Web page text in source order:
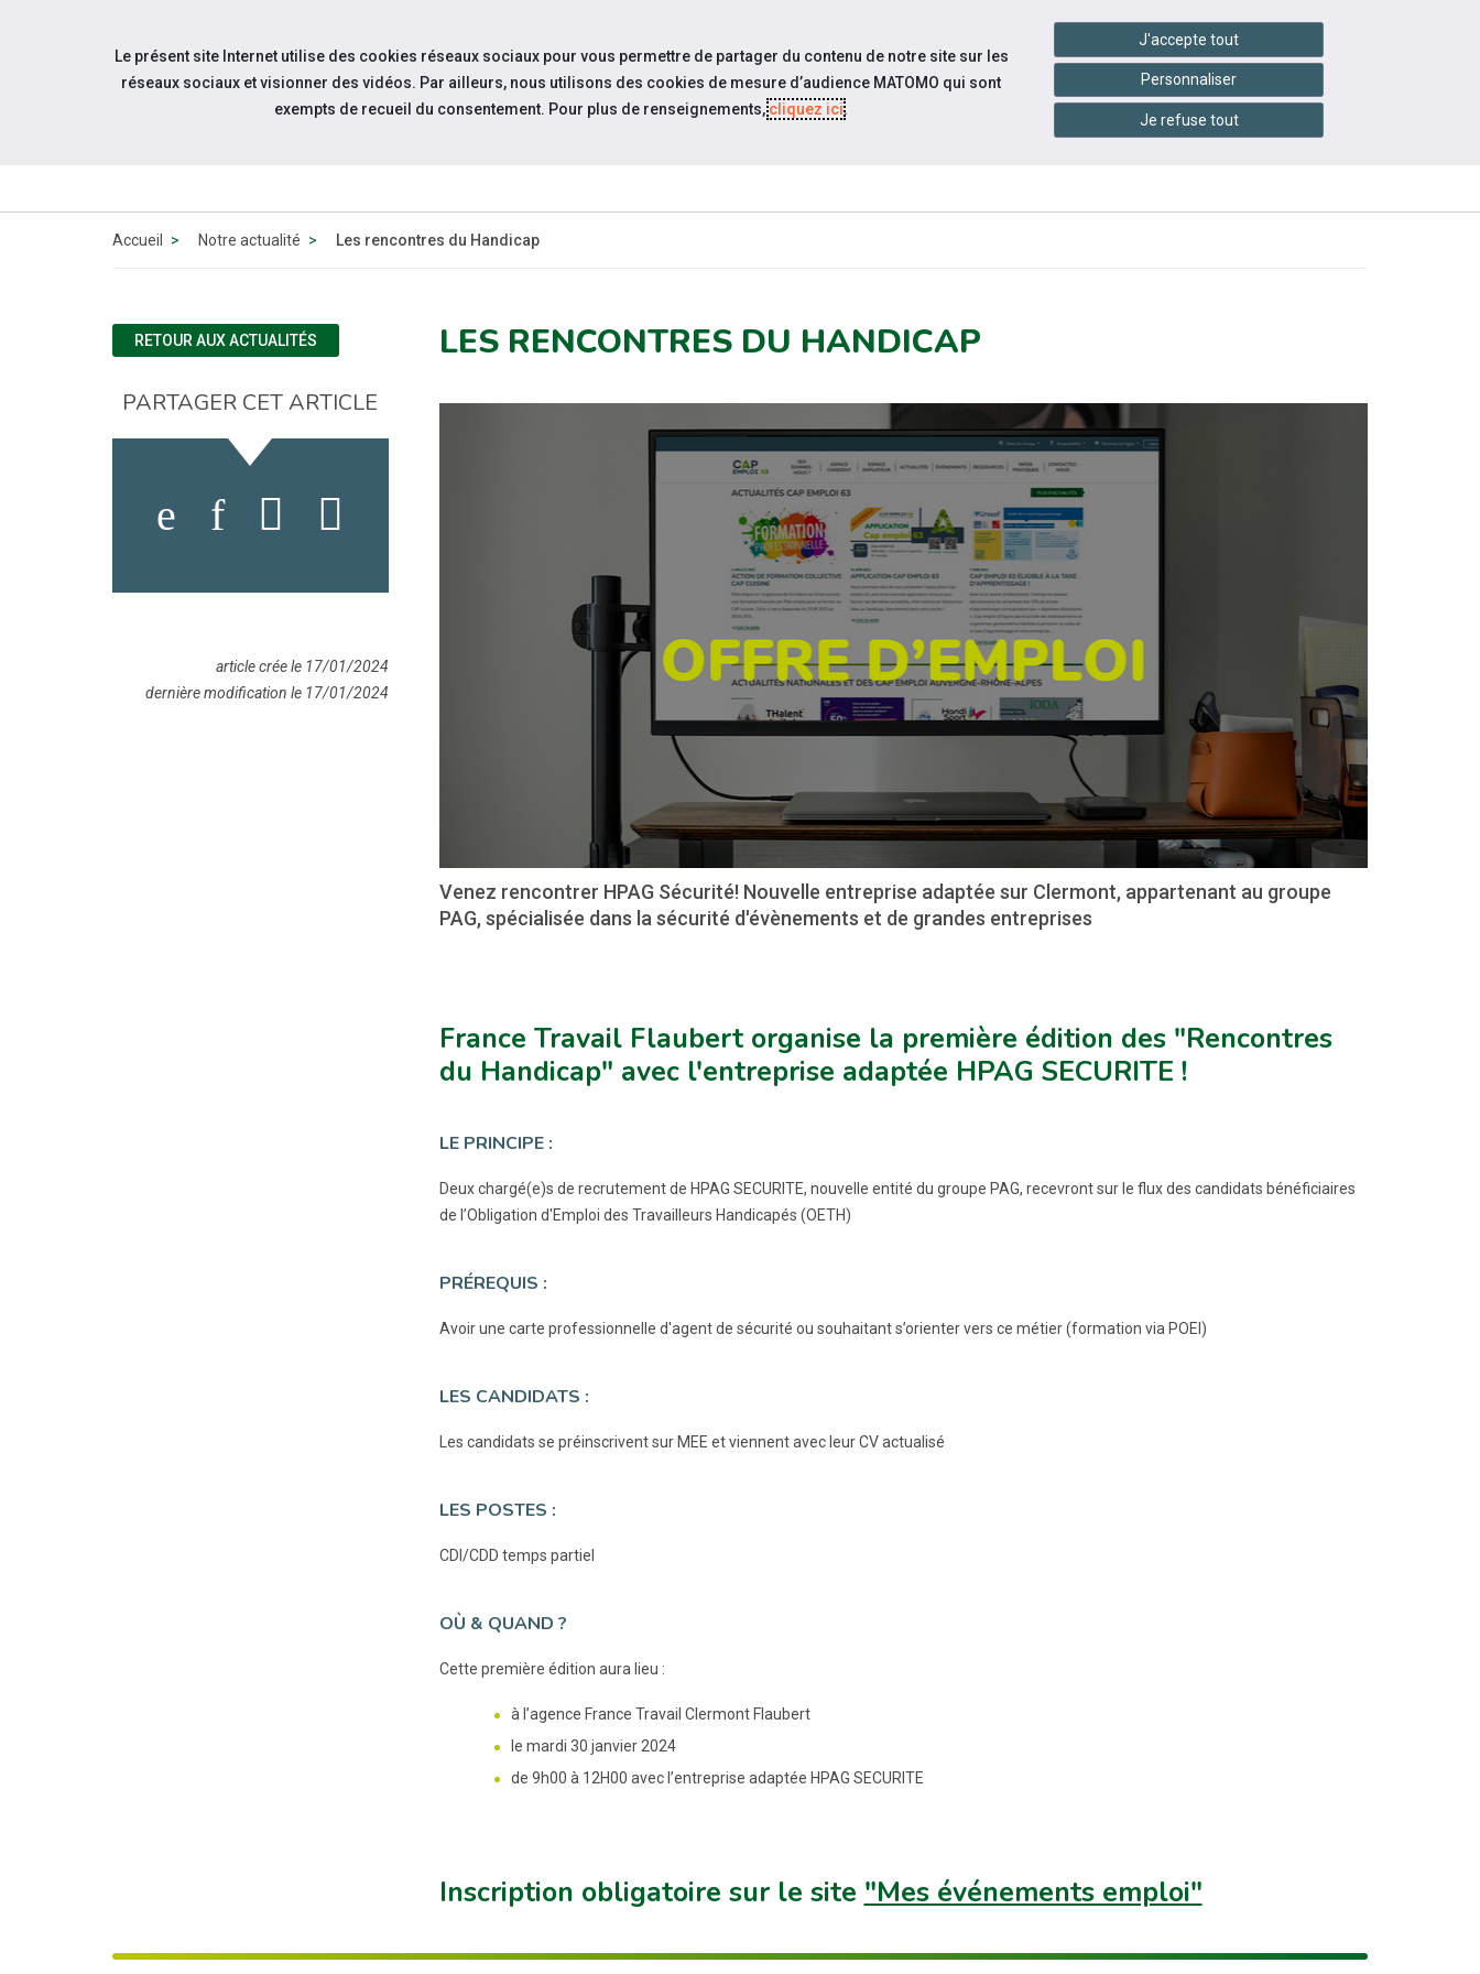
Aller au contenu
Accessibilité handshake Services en ligne
QUI
ESPACE
RESSOURCES
INFOS
PRATIQUES
NOUS
Accueil Notre actualité Les rencontres du Handicap
LES RENCONTRES DU HANDICAP
Venez rencontrer HPAG Sécurité! Nouvelle entreprise adaptée sur Clermont, appartenant au groupe
PAG, spécialisée dans la sécurité d'évènements et de grandes entreprises
France Travail Flaubert organise la première édition des "Rencontres
du Handicap" avec l'entreprise adaptée HPAG SECURITE !
LE PRINCIPE :
Deux chargé(e)s de recrutement de HPAG SECURITE, nouvelle entité du groupe PAG, recevront sur le flux des candidats bénéficiaires
de l’Obligation d'Emploi des Travailleurs Handicapés (OETH)
PRÉREQUIS :
Avoir une carte professionnelle d'agent de sécurité ou souhaitant s’orienter vers ce métier (formation via POEI)
LES CANDIDATS :
Les candidats se préinscrivent sur MEE et viennent avec leur CV actualisé
LES POSTES :
CDI/CDD temps partiel
OÙ & QUAND ?
Cette première édition aura lieu :
à l’agence France Travail Clermont Flaubert
le mardi 30 janvier 2024
de 9h00 à 12H00 avec l’entreprise adaptée HPAG SECURITE
Inscription obligatoire sur le site "Mes événements emploi"
RETOUR AUX ACTUALITÉS
PARTAGER CET ARTICLE
article crée le 17/01/2024
dernière modification le 17/01/2024
Le présent site Internet utilise des cookies réseaux sociaux pour vous permettre de partager du contenu de notre site sur les
réseaux sociaux et visionner des vidéos. Par ailleurs, nous utilisons des cookies de mesure d’audience MATOMO qui sont
exempts de recueil du consentement. Pour plus de renseignements,cliquez ici.
J'accepte tout
Personnaliser
Je refuse tout